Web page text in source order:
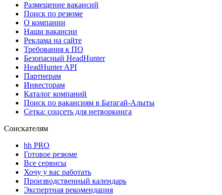
Размещение вакансий
Поиск по резюме
О компании
Наши вакансии
Реклама на сайте
Требования к ПО
Безопасный HeadHunter
HeadHunter API
Партнерам
Инвесторам
Каталог компаний
Поиск по вакансиям в Батагай-Алыты
Сетка: соцсеть для нетворкинга
Соискателям
hh PRO
Готовое резюме
Все сервисы
Хочу у вас работать
Производственный календарь
Экспертная рекомендация